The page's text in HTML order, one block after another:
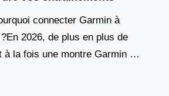
connecter Garmin à
2026, de plus en plus de
à la fois une montre Garmin et